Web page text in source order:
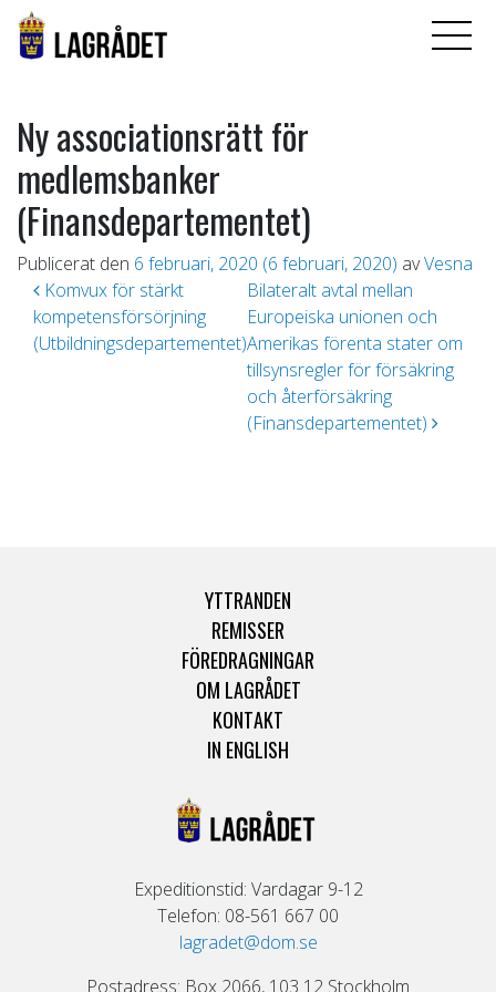
Ny associationsrätt för
medlemsbanker
(Finansdepartementet)
Publicerat den 6 februari, 2020 (6 februari, 2020) avVesna
Inläggsnavigering
Komvux för stärkt
kompetensförsörjning
(Utbildningsdepartementet)
Bilateralt avtal mellan
Europeiska unionen och
Amerikas förenta stater om
tillsynsregler för försäkring
och återförsäkring
(Finansdepartementet)
YTTRANDEN
REMISSER
FÖREDRAGNINGAR
OM LAGRÅDET
KONTAKT
IN ENGLISH
Expeditionstid: Vardagar 9-12
Telefon: 08-561 667 00
lagradet@dom.se
Postadress: Box 2066, 103 12 Stockholm